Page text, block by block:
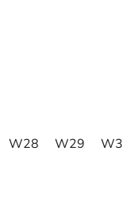
W28 W29